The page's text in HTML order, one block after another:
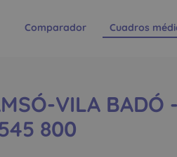
Comparador Cuadros
VILA
800